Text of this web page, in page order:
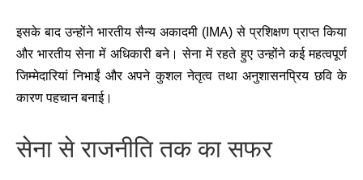
इसके बाद उन्होंने भारतीय सैन्य अकादमी (IMA) से प्रशिक्षण प्राप्त किया
और भारतीय सेना में अधिकारी बने। सेना में रहते हुए उन्होंने कई महत्वपूर्ण
जिम्मेदारियां निभाईं और अपने कुशल नेतृत्व तथा अनुशासनप्रिय छवि के
कारण पहचान बनाई।
सेना से राजनीति तक का सफर